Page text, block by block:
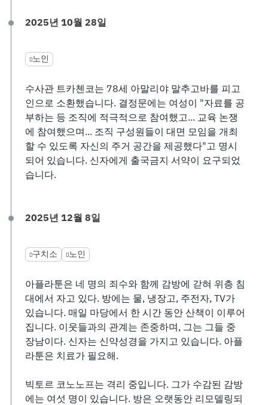
2025년 10월 28일
노인
수사관 트카첸코는 78세 아말리야 말추고바를 피고
인으로 소환했습니다. 결정문에는 여성이 "자료를 공
부하는 등 조직에 적극적으로 참여했고... 교육 논쟁
에 참여했으며... 조직 구성원들이 대면 모임을 개최
할 수 있도록 자신의 주거 공간을 제공했다"고 명시
되어 있습니다. 신자에게 출국금지 서약이 요구되었
습니다.
2025년 12월 8일
구치소 노인
아플라툰은 네 명의 죄수와 함께 감방에 갇혀 위층 침
대에서 자고 있다. 방에는 물, 냉장고, 주전자, TV가
있습니다. 매일 마당에서 한 시간 동안 산책이 이루어
집니다. 이웃들과의 관계는 존중하며, 그는 그들 중
장남이다. 신자는 신약성경을 가지고 있습니다. 아플
라툰은 치료가 필요해.
빅토르 코노노프는 격리 중입니다. 그가 수감된 감방
에는 여섯 명이 있습니다. 방은 오랫동안 리모델링되